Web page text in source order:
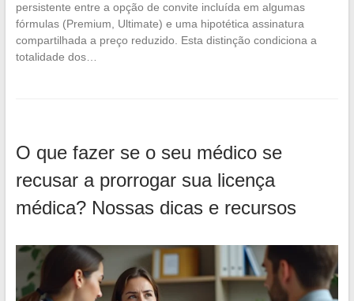
persistente entre a opção de convite incluída em algumas
fórmulas (Premium, Ultimate) e uma hipotética assinatura
compartilhada a preço reduzido. Esta distinção condiciona a
totalidade dos…
O que fazer se o seu médico se
recusar a prorrogar sua licença
médica? Nossas dicas e recursos